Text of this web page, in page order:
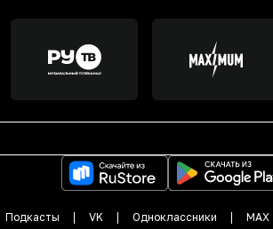
Подкасты VK Одноклассники MAX